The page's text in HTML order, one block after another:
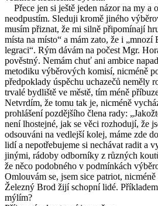
Přece jen si ještě jeden názor na my a
neodpustím. Sleduji kromě jiného
musím přiznat, že mi silně připomínají
místa na místo“ a mám zato, že i
legraci“. Rým dávám na počest Mgr.
pověstný. Nemám chuť ani ambice
metodiku výběrových komisí, nicméně
předpoklady úspěchu uchazečů neměly
trvalé bydliště ve městě, tím méně
Netvrdím, že tomu tak je, nicméně
prohlášení pozdějšího člena rady:
není lhostejné, jak se věci rozhodují, že
odsouváni na vedlejší kolej, máme zde
lidí a nepotřebujeme si nechávat radit a
jinými, rádoby odborníky z různých
že něco podobného v podmínkách
Omlouvám se, jsem sice patriot,
Železný Brod žijí schopní lidé.
mýlím?